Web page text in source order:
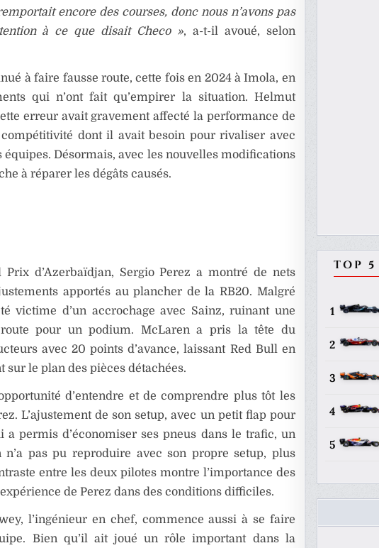
encore des courses, donc nous n’avons pas
à ce que disait Checo », a-t-il avoué, selon
à faire fausse route, cette fois en 2024 à Imola, en
qui n’ont fait qu’empirer la situation. Helmut
erreur avait gravement affecté la performance de
dont il avait besoin pour rivaliser avec
équipes. Désormais, avec les nouvelles modifications
à réparer les dégâts causés.
d’Azerbaïdjan, Sergio Perez a montré de nets
apportés au plancher de la RB20. Malgré
victime d’un accrochage avec Sainz, ruinant une
pour un podium. McLaren a pris la tête du
avec 20 points d’avance, laissant Red Bull en
le plan des pièces détachées.
d’entendre et de comprendre plus tôt les
L’ajustement de son setup, avec un petit flap pour
a permis d’économiser ses pneus dans le trafic, un
n’a pas pu reproduire avec son propre setup, plus
entre les deux pilotes montre l’importance des
de Perez dans des conditions difficiles.
l’ingénieur en chef, commence aussi à se faire
Bien qu’il ait joué un rôle important dans la
TOP 5
1
2
3
4
5